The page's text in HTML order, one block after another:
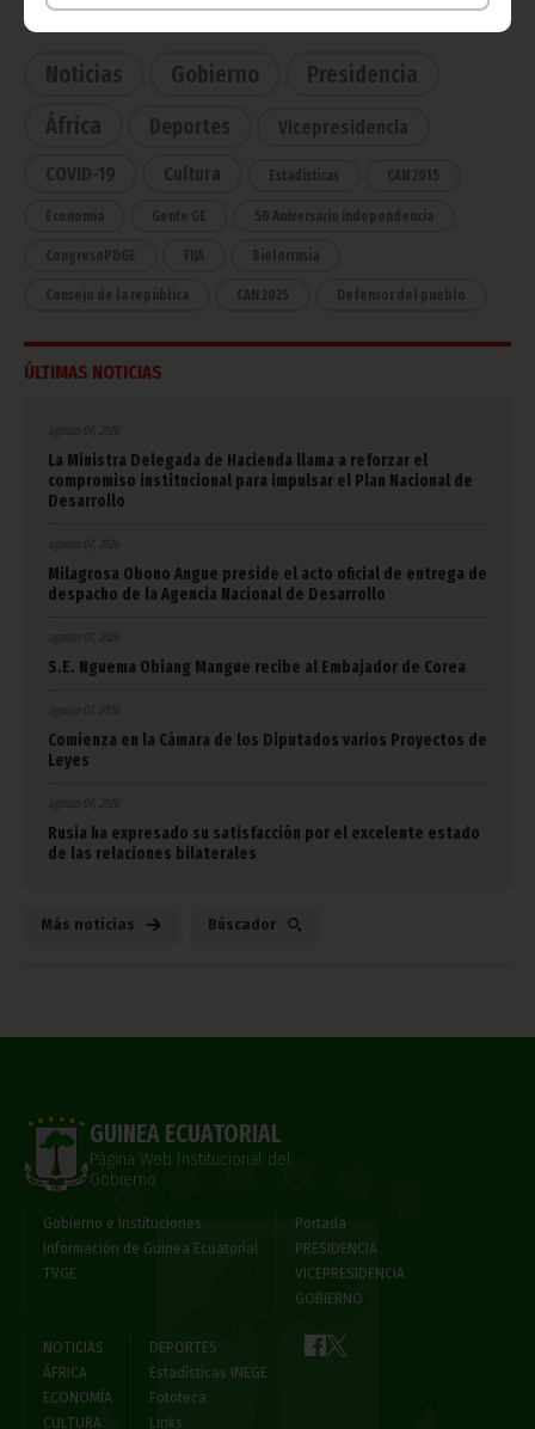
CATEGORÍAS
Noticias Gobierno
Presidencia
África
Deportes Vicepresidencia
COVID-19 Cultura Estadísticas CAN 2015
Economía Gente GE 50 Aniversario Independencia
CongresoPDGE FIJA Bielorrusia
Consejo de la república CAN 2025 Defensor del pueblo
ÚLTIMAS NOTICIAS
agosto 07, 2026
La Ministra Delegada de Hacienda llama a reforzar el
compromiso institucional para impulsar el Plan Nacional de
Desarrollo
agosto 07, 2026
Milagrosa Obono Angue preside el acto oficial de entrega de
despacho de la Agencia Nacional de Desarrollo
agosto 07, 2026
S.E. Nguema Obiang Mangue recibe al Embajador de Corea
agosto 07, 2026
Comienza en la Cámara de los Diputados varios Proyectos de
Leyes
agosto 07, 2026
Rusia ha expresado su satisfacción por el excelente estado
de las relaciones bilaterales
Más noticias Búscador
GUINEA ECUATORIAL
Página Web Institucional del
Gobierno
Gobierno e Instituciones
Información de Guinea Ecuatorial
TVGE
Portada
PRESIDENCIA
VICEPRESIDENCIA
GOBIERNO
NOTICIAS
ÁFRICA
ECONOMÍA
CULTURA
DEPORTES
Estadísticas INEGE
Fototeca
Links